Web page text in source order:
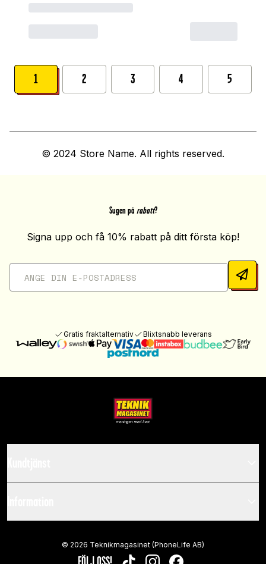
1 2 3 4 5
© 2024 Store Name. All rights reserved.
Sugen på rabatt?
Signa upp och få 10% rabatt på ditt första köp!
Gratis fraktalternativ Blixtsnabb leverans
© 2026 Teknikmagasinet (PhoneLife AB)